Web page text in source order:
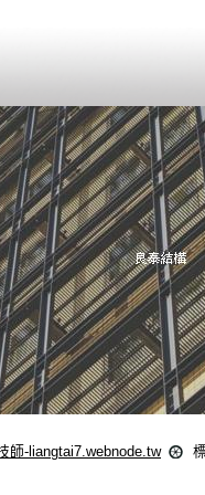
師-liangtai7.webnode.tw